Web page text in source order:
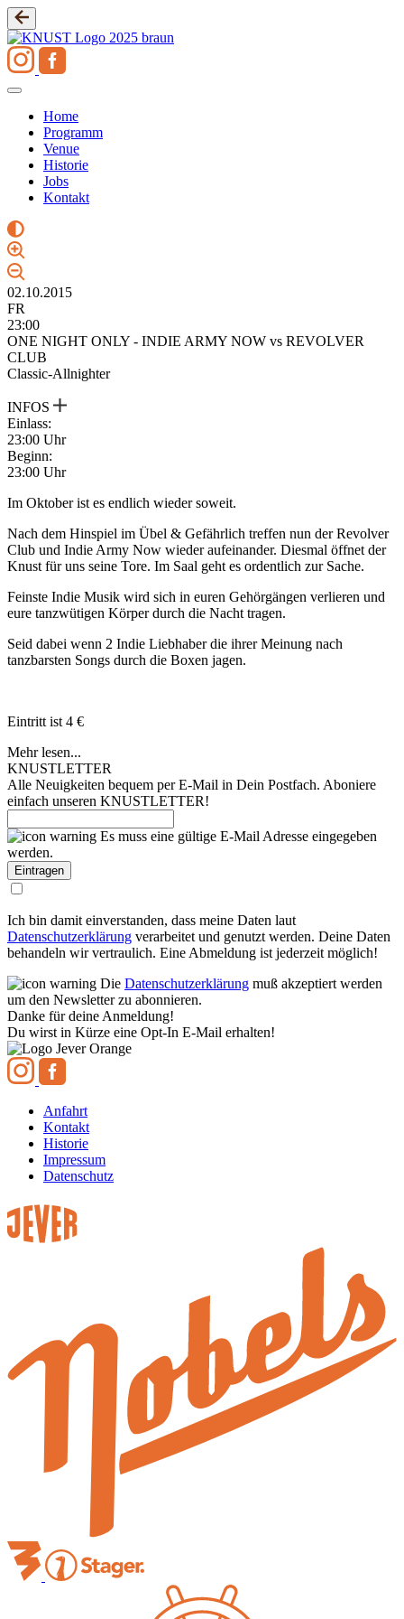
Zum
Inhalt
springen
Home
Programm
Venue
Historie
Jobs
Kontakt
02.10.2015
FR
23:00
ONE NIGHT ONLY - INDIE ARMY NOW vs REVOLVER
CLUB
Classic-Allnighter
INFOS
Einlass:
23:00 Uhr
Beginn:
23:00 Uhr
Im Oktober ist es endlich wieder soweit.
Nach dem Hinspiel im Übel & Gefährlich treffen nun der Revolver
Club und Indie Army Now wieder aufeinander. Diesmal öffnet der
Knust für uns seine Tore. Im Saal geht es ordentlich zur Sache.
Feinste Indie Musik wird sich in euren Gehörgängen verlieren und
eure tanzwütigen Körper durch die Nacht tragen.
Seid dabei wenn 2 Indie Liebhaber die ihrer Meinung nach
tanzbarsten Songs durch die Boxen jagen.
Eintritt ist 4 €
Mehr lesen...
KNUSTLETTER
Alle Neuigkeiten bequem per E-Mail in Dein Postfach. Aboniere
einfach unseren KNUSTLETTER!
Es muss eine gültige E-Mail Adresse eingegeben
werden.
Ich bin damit einverstanden, dass meine Daten laut
Datenschutzerklärung verarbeitet und genutzt werden. Deine Daten
behandeln wir vertraulich. Eine Abmeldung ist jederzeit möglich!
Die Datenschutzerklärung muß akzeptiert werden
um den Newsletter zu abonnieren.
Danke für deine Anmeldung!
Du wirst in Kürze eine Opt-In E-Mail erhalten!
Anfahrt
Kontakt
Historie
Impressum
Datenschutz